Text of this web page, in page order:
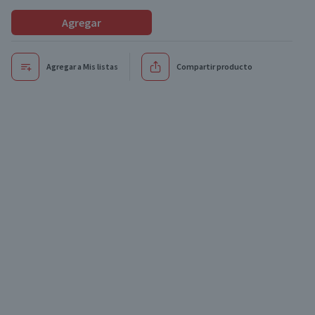
Agregar
Agregar a Mis listas Compartir producto